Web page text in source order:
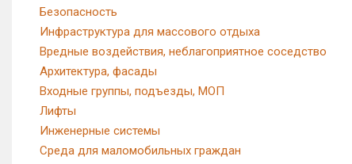
Безопасность
Инфраструктура для массового отдыха
Вредные воздействия, неблагоприятное соседство
Архитектура, фасады
Входные группы, подъезды, МОП
Лифты
Инженерные системы
Среда для маломобильных граждан